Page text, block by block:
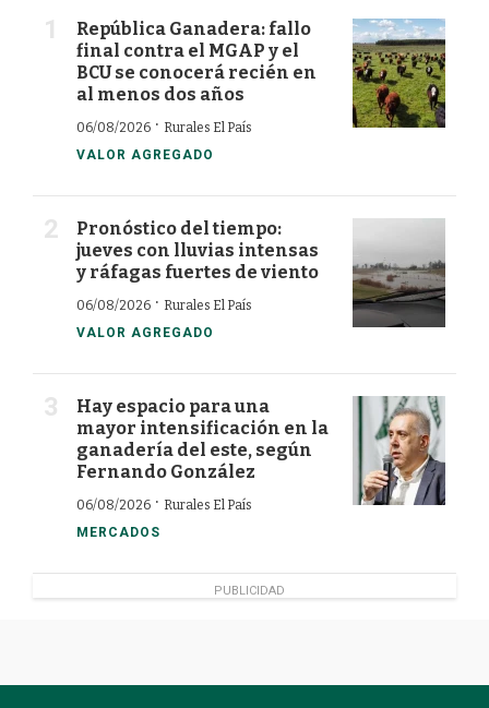
República Ganadera: fallo
final contra el MGAP y el
BCU se conocerá recién en
al menos dos años
06/08/2026 · Rurales El País
VALOR AGREGADO
Pronóstico del tiempo:
jueves con lluvias intensas
y ráfagas fuertes de viento
06/08/2026 · Rurales El País
VALOR AGREGADO
Hay espacio para una
mayor intensificación en la
ganadería del este, según
Fernando González
06/08/2026 · Rurales El País
MERCADOS
PUBLICIDAD